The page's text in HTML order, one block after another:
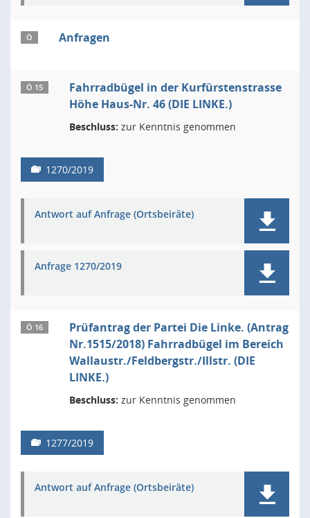
Ö Anfragen
Ö 15
Fahrradbügel in der Kurfürstenstrasse
Höhe Haus-Nr. 46 (DIE LINKE.)
Beschluss: zur Kenntnis genommen
1270/2019
Antwort auf Anfrage (Ortsbeiräte)
Anfrage 1270/2019
Ö 16
Prüfantrag der Partei Die Linke. (Antrag
Nr.1515/2018) Fahrradbügel im Bereich
Wallaustr./Feldbergstr./Illstr. (DIE
LINKE.)
Beschluss: zur Kenntnis genommen
1277/2019
Antwort auf Anfrage (Ortsbeiräte)